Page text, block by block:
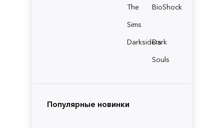
The
Sims
BioShock
Darksiders
Dark
Souls
Популярные новинки